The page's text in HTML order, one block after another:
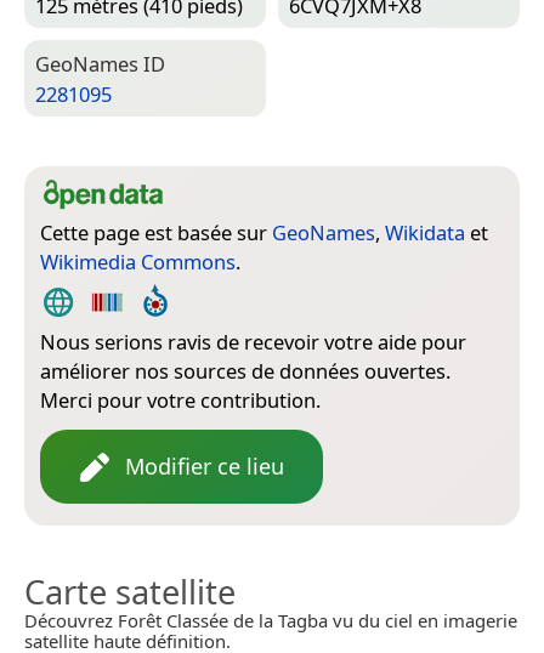
Geo­Names ID
2281095
Cette page est basée sur GeoNames, Wikidata et
Wikimedia Commons.
Nous serions ravis de recevoir votre aide pour
améliorer nos sources de données ouvertes.
Merci pour votre contribution.
Modifier ce lieu
Carte satellite
Découvrez Forêt Classée de la Tagba vu du ciel en imagerie
satellite haute définition.